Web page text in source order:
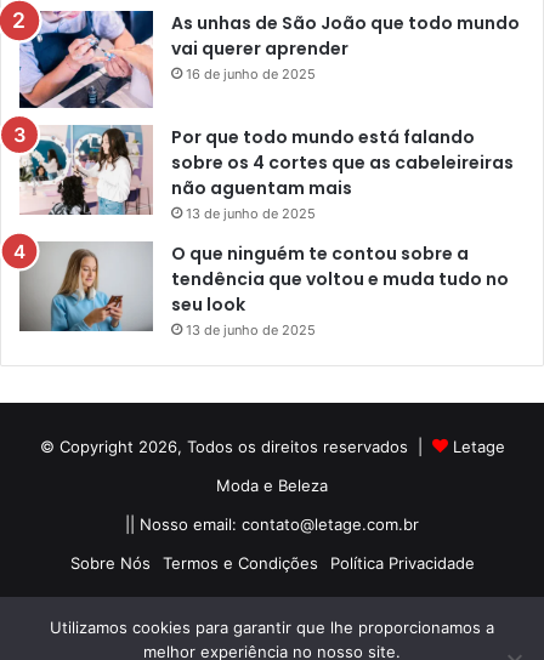
As unhas de São João que todo mundo
vai querer aprender
16 de junho de 2025
Por que todo mundo está falando
sobre os 4 cortes que as cabeleireiras
não aguentam mais
13 de junho de 2025
O que ninguém te contou sobre a
tendência que voltou e muda tudo no
seu look
13 de junho de 2025
© Copyright 2026, Todos os direitos reservados |
Letage
Moda e Beleza
|| Nosso email: contato@letage.com.br
Sobre Nós
Termos e Condições Política Privacidade
FacebookPinterestInstagram
Utilizamos cookies para garantir que lhe proporcionamos a
melhor experiência no nosso site.